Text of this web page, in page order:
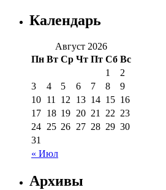
Календарь
Август 2026
Пн Вт Ср Чт Пт Сб Вс
« Июл
1
2
3
4 5 6 7 8
9
10 11 12 13 14 15 16
17 18 19 20 21 22 23
24 25 26 27 28 29 30
31
Архивы